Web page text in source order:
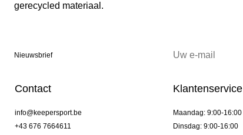
gerecycled materiaal.
Nieuwsbrief
Contact
info@keepersport.be
+43 676 7664611
Klantenservice
Maandag: 9:00-16:00
Dinsdag: 9:00-16:00